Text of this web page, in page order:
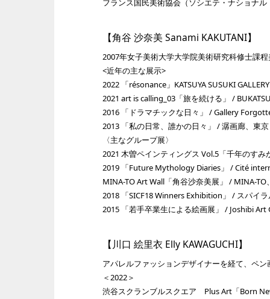
フランス国民美術協会（ソシエテ・ナショナ
【角谷 沙奈美 Sanami KAKUTANI】
2007年女子美術大学大学院美術研究科修士課
<近年の主な展示>
2022 「résonance」KATSUYA SUSUKI
2021 art is calling_03「旅を続ける」 /
2016 「ドラマチックな日々」 / Gallery
2013 「私の日常、誰かの日々」 / 潺画廊、東京
〈主なグループ展〉
2021 木曽ペインティングス Vol.5「千年のす
2019 「Future Mythology Diaries」 / Cité
MINA-TO Art Wall「角谷沙奈美展」 / MINA-TO
2018 「SICF18 Winners Exhibition」 / スパイ
2015 「若手卒業生による絵画展」 / Joshibi
【川口 絵里衣 Elly KAWAGUCHI】
アパレルファッションデザイナーを経て、ペ
＜2022＞
渋谷スクランブルスクエア Plus Art「Born